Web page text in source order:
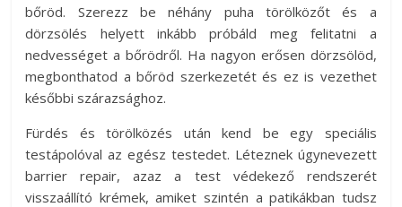
bőröd. Szerezz be néhány puha törölközőt és a
dörzsölés helyett inkább próbáld meg felitatni a
nedvességet a bőrödről. Ha nagyon erősen dörzsölöd,
megbonthatod a bőröd szerkezetét és ez is vezethet
későbbi szárazsághoz.
Fürdés és törölközés után kend be egy speciális
testápolóval az egész testedet. Léteznek úgynevezett
barrier repair, azaz a test védekező rendszerét
visszaállító krémek, amiket szintén a patikákban tudsz